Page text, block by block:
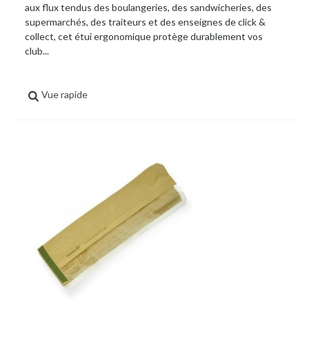
aux flux tendus des boulangeries, des sandwicheries, des
supermarchés, des traiteurs et des enseignes de click &
collect, cet étui ergonomique protège durablement vos
club...
Vue rapide